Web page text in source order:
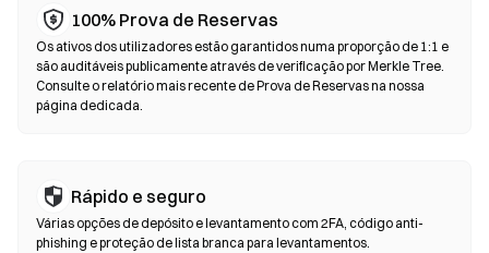
profundidade de liquidez. A maioria da atividade nas DEX ocorre
em blockchains compatíveis com EVM, como Ethereum, BNB
Chain e Polygon.
100% Prova de Reservas
Os ativos dos utilizadores estão garantidos numa proporção de 1:1 e
são auditáveis publicamente através de verificação por Merkle Tree.
Consulte o relatório mais recente de Prova de Reservas na nossa
página dedicada.
Rápido e seguro
Várias opções de depósito e levantamento com 2FA, código anti-
phishing e proteção de lista branca para levantamentos.